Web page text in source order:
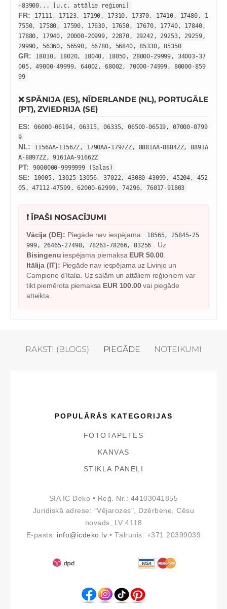
-83900... [u.c. attālie reģioni]
FR:
17111, 17123, 17190, 17310, 17370, 17410, 17480, 1
7550, 17580, 17590, 17630, 17650, 17670, 17740, 17840,
17880, 17940, 20000-20999, 22870, 29242, 29253, 29259,
29990, 56360, 56590, 56780, 56840, 85330, 85350
GR:
18010, 18020, 18040, 18050, 28000-29999, 34003-37
005, 49000-49999, 64002, 68002, 70000-74999, 80000-859
99
❌ SPĀNIJA (ES), NĪDERLANDE (NL), PORTUGĀLE
(PT), ZVIEDRIJA (SE)
ES:
06000-06194, 06315, 06335, 06500-06519, 07000-0799
9
NL:
1156AA-1156ZZ, 1790AA-1797ZZ, 8881AA-8884ZZ, 8891A
A-8897ZZ, 9161AA-9166ZZ
PT: 9000000-9999999 (Salas)
SE:
10005, 13025-13056, 37022, 43080-43099, 45204, 452
05, 47112-47599, 62000-62999, 74296, 76017-91803
❗ ĪPAŠI NOSACĪJUMI
Vācija (DE): Piegāde nav iespējama:
18565, 25845-25
999, 26465-27498, 78263-78266, 83256
. Uz
Bisingenu iespējama piemaksa EUR 50.00.
Itālija (IT): Piegāde nav iespējama uz Livinjo un
Campione d’Italia. Uz salām un attāliem reģioniem var
tikt piemērota piemaksa EUR 100.00vai piegāde
atteikta.
RAKSTI (BLOGS) PIEGĀDE NOTEIKUMI
POPULĀRĀS KATEGORIJAS
FOTOTAPETES
KANVAS
STIKLA PANEĻI
SIA IC Deko • Reģ. Nr.: 44103041855
Juridiskā adrese: "Vējarozes", Dzērbene, Cēsu
novads, LV 4118
E-pasts: info@icdeko.lv • Tālrunis: +371 20399039